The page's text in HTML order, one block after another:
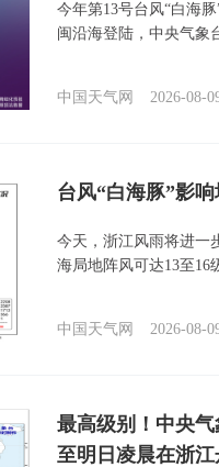
今年第13号台风“白海
闽沿海登陆，中央气象
中国天气网 2026-08-
台风“白海豚”影
今天，浙江风雨将进一
海局地阵风可达13至16
中国天气网 2026-08-
最高级别！中央
至明日凌晨在浙